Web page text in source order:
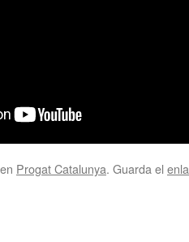
Progat Catalunya. Guarda el